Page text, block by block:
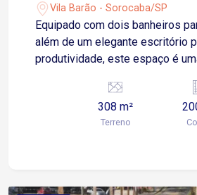
Vila Barão - Sorocaba/SP
Equipado com dois banheiros
além de um elegante escritório
produtividade, este espaço é
equilíbrio perfeito entre espaço
design moderno neste galpão
renovado. Com um espaçoso
308 m²
Terreno